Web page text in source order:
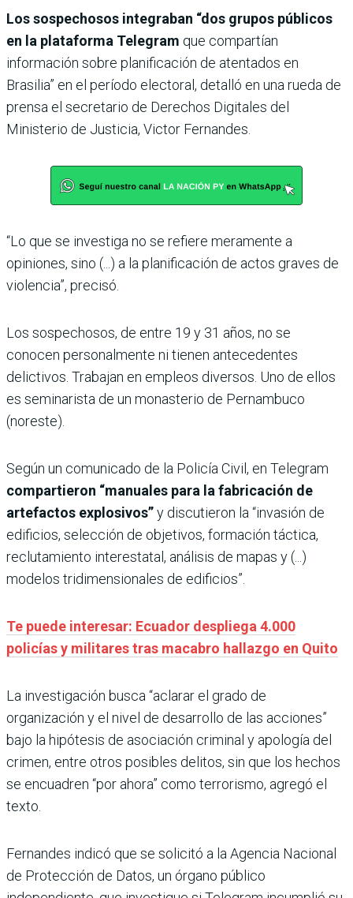
Los sospechosos integraban “dos grupos públicos
en la plataforma Telegram que compartían
información sobre planificación de atentados en
Brasilia” en el período electoral, detalló en una rueda de
prensa el secretario de Derechos Digitales del
Ministerio de Justicia, Victor Fernandes.
“Lo que se investiga no se refiere meramente a
opiniones, sino (...) a la planificación de actos graves de
violencia”, precisó.
Los sospechosos, de entre 19 y 31 años, no se
conocen personalmente ni tienen antecedentes
delictivos. Trabajan en empleos diversos. Uno de ellos
es seminarista de un monasterio de Pernambuco
(noreste).
Según un comunicado de la Policía Civil, en Telegram
compartieron “manuales para la fabricación de
artefactos explosivos”y discutieron la “invasión de
edificios, selección de objetivos, formación táctica,
reclutamiento interestatal, análisis de mapas y (...)
modelos tridimensionales de edificios”.
Te puede interesar: Ecuador despliega 4.000
policías y militares tras macabro hallazgo en Quito
La investigación busca “aclarar el grado de
organización y el nivel de desarrollo de las acciones”
bajo la hipótesis de asociación criminal y apología del
crimen, entre otros posibles delitos, sin que los hechos
se encuadren “por ahora” como terrorismo, agregó el
texto.
Fernandes indicó que se solicitó a la Agencia Nacional
de Protección de Datos, un órgano público